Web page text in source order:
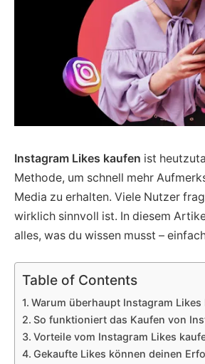
Instagram Likes kaufen ist
Methode, um schnell mehr
Media zu erhalten. Viele Nutzer
wirklich sinnvoll ist. In diesem
alles, was du wissen musst –
Table of Contents
Warum überhaupt Instagram Likes
So funktioniert das Kaufen von
Vorteile vom Instagram Likes
Gekaufte Likes können deinen